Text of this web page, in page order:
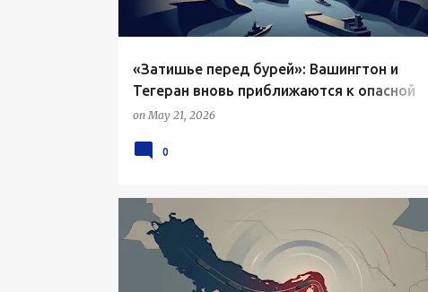
«Затишье перед бурей»: Вашингтон и
Тегеран вновь приближаются к опасной
черте
onMay 21, 2026
0